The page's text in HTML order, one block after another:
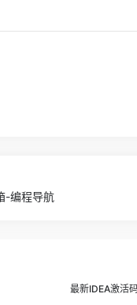
-编程导航
最新IDEA激活